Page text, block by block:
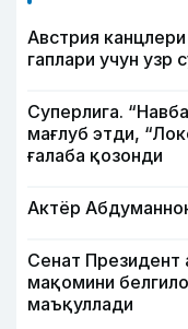
Австрия
гаплари учун узр
Суперлига.
мағлуб этди,
ғалаба қозонди
Актёр
Сенат Президент
мақомини
маъқуллади